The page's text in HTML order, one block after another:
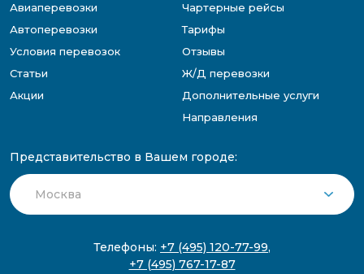
Авиаперевозки
Чартерные рейсы
Автоперевозки
Тарифы
Условия перевозок
Отзывы
Статьи
Ж/Д перевозки
Акции
Дополнительные услуги
Направления
Представительство в Вашем городе:
Телефоны: +7 (495) 120-77-99,
+7 (495) 767-17-87